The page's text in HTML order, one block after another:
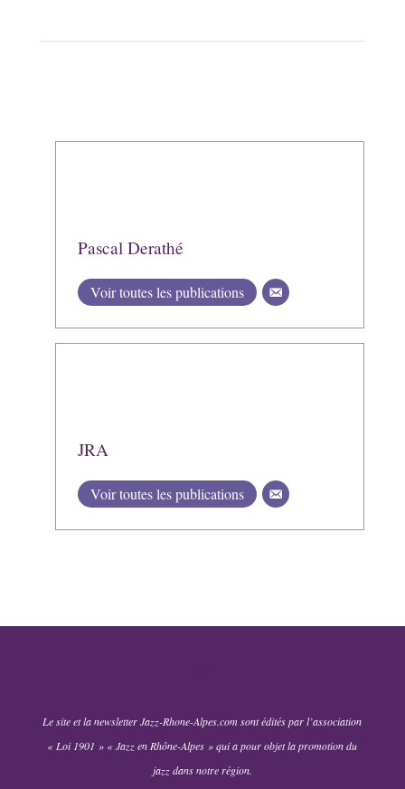
Pascal Derathé
Voir toutes les publications
JRA
Voir toutes les publications
Le site et la newsletter Jazz-Rhone-Alpes.com sont édités par l’association
« Loi 1901 » « Jazz en Rhône-Alpes » qui a pour objet la promotion du
jazz dans notre région.